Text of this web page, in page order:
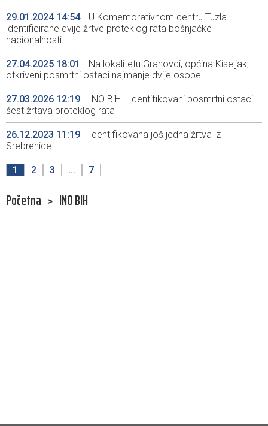
29.01.2024 14:54
U Komemorativnom centru Tuzla
identificirane dvije žrtve proteklog rata bošnjačke
nacionalnosti
27.04.2025 18:01
Na lokalitetu Grahovci, općina Kiseljak,
otkriveni posmrtni ostaci najmanje dvije osobe
27.03.2026 12:19
INO BiH - Identifikovani posmrtni ostaci
šest žrtava proteklog rata
26.12.2023 11:19
Identifikovana još jedna žrtva iz
Srebrenice
1 2 3 ... 7
Početna > INO BIH